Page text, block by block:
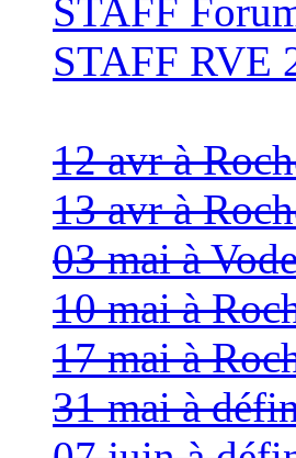
STAFF
STAFF RVE
12 avr à
13 avr à
03 mai à
10 mai à
17 mai à
31 mai à